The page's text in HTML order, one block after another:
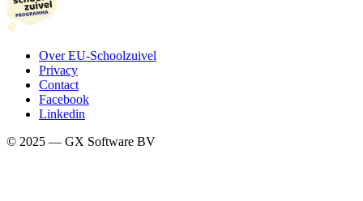
Over EU-Schoolzuivel
Privacy
Contact
Facebook
Linkedin
© 2025 — GX Software BV